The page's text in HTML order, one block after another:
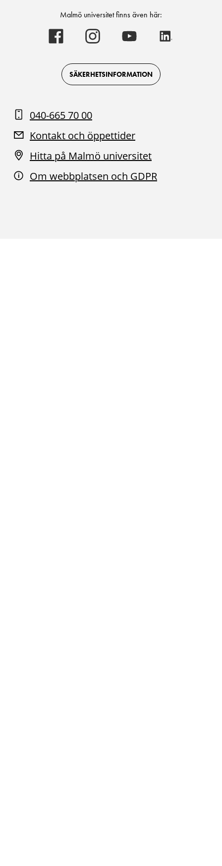
Malmö universitet finns även här:
Malmö
universitet
on
Facebook
Malmö
universitet
on
Instagram
Malmö
universitet
on
Youtube
SÄKERHETSINFORMATION
040-665 70 00
Kontakt och öppettider
Hitta på Malmö universitet
Om webbplatsen och GDPR